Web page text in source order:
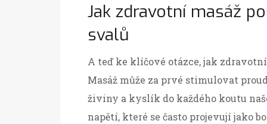
Jak zdravotní masáž
svalů
A teď ke klíčové otázce, jak
Masáž může za prvé stimulovat
živiny a kyslík do každého koutu
napětí, které se často projevují jako